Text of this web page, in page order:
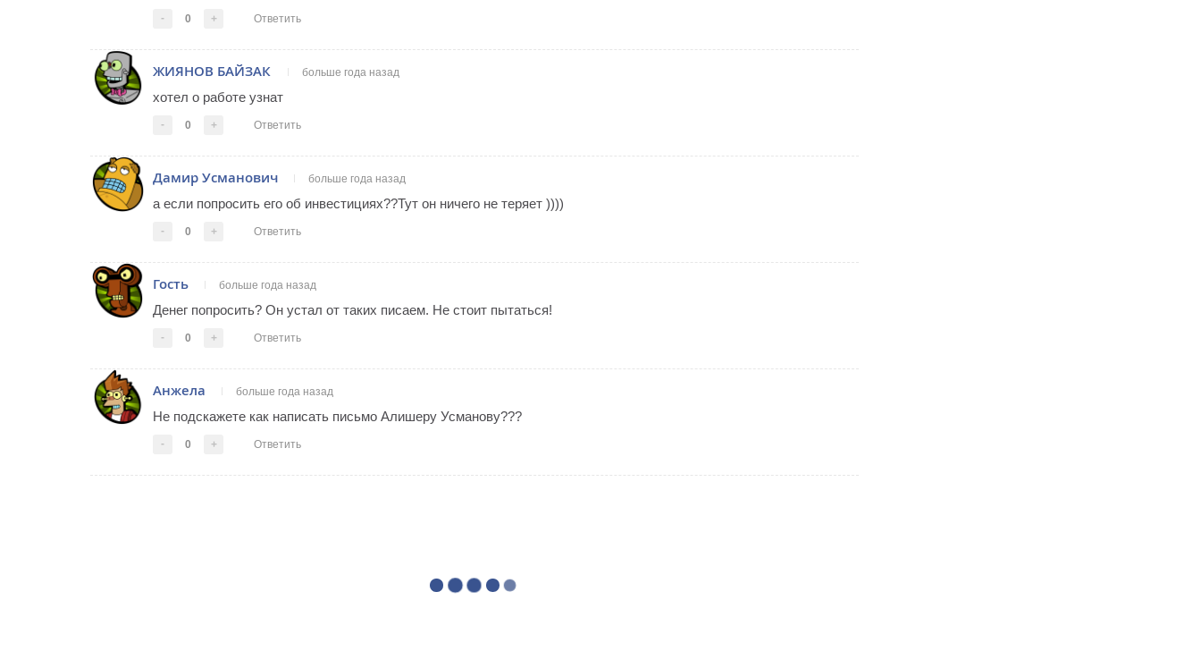
- 0 + Ответить
ЖИЯНОВ БАЙЗАК больше года назад
хотел о работе узнат
- 0 + Ответить
Дамир Усманович больше года назад
а если попросить его об инвестициях??Тут он ничего не теряет ))))
- 0 + Ответить
Гость больше года назад
Денег попросить? Он устал от таких писаем. Не стоит пытаться!
- 0 + Ответить
Анжела больше года назад
Не подскажете как написать письмо Алишеру Усманову???
- 0 + Ответить